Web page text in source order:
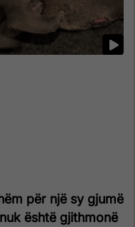
për një sy gjumë
është gjithmonë